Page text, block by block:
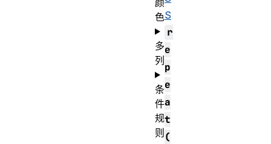
S
r
e
p
e
a
t
(
色
多
列
条
件
规
则